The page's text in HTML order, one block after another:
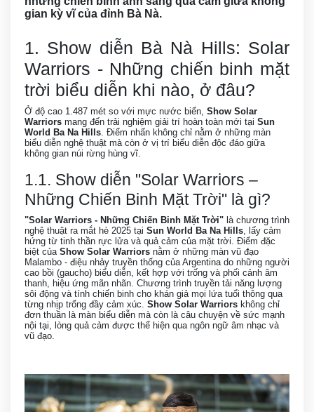
gian kỳ vĩ của đỉnh Bà Nà.
1. Show diễn Bà Nà Hills: Solar
Warriors - Những chiến binh mặt
trời biểu diễn khi nào, ở đâu?
Ở độ cao 1.487 mét so với mực nước biển, Show Solar
Warriors mang đến trải nghiệm giải trí hoàn toàn mới tại Sun
World Ba Na Hills. Điểm nhấn không chỉ nằm ở những màn
biểu diễn nghệ thuật mà còn ở vị trí biểu diễn độc đáo giữa
không gian núi rừng hùng vĩ.
1.1. Show diễn "Solar Warriors –
Những Chiến Binh Mặt Trời" là gì?
"Solar Warriors - Những Chiến Binh Mặt Trời" là chương trình
nghệ thuật ra mắt hè 2025 tại Sun World Ba Na Hills, lấy cảm
hứng từ tinh thần rực lửa và quả cảm của mặt trời. Điểm đặc
biệt của Show Solar Warriors nằm ở những màn vũ đạo
Malambo - điệu nhảy truyền thống của Argentina do những người
cao bồi (gaucho) biểu diễn, kết hợp với trống và phối cảnh âm
thanh, hiệu ứng mãn nhãn. Chương trình truyền tải năng lượng
sôi động và tính chiến binh cho khán giả mọi lứa tuổi thông qua
từng nhịp trống đầy cảm xúc. Show Solar Warriors không chỉ
đơn thuần là màn biểu diễn mà còn là câu chuyện về sức mạnh
nội tại, lòng quả cảm được thể hiện qua ngôn ngữ âm nhạc và
vũ đạo.